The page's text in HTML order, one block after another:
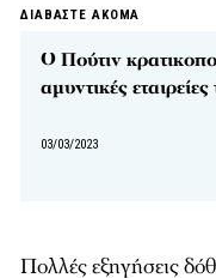
ΔΙΑΒΑΣΤΕ ΑΚΟΜΑ
Ο Πούτιν
αμυντικές
03/03/2023
Πολλές εξηγήσεις